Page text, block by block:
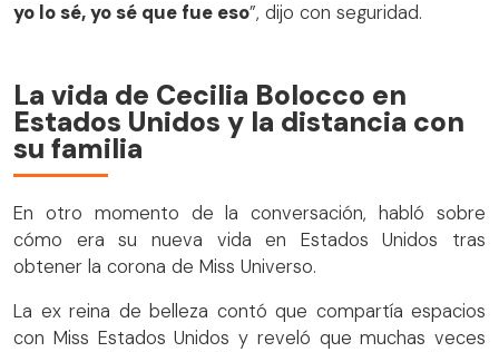
yo lo sé, yo sé que fue eso”, dijo con seguridad.
La vida de Cecilia Bolocco en
Estados Unidos y la distancia con
su familia
En otro momento de la conversación, habló sobre
cómo era su nueva vida en Estados Unidos tras
obtener la corona de Miss Universo.
La ex reina de belleza contó que compartía espacios
con Miss Estados Unidos y reveló que muchas veces